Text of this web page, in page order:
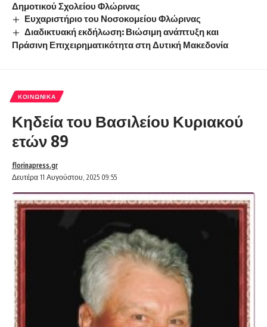
Δημοτικού Σχολείου Φλώρινας
Ευχαριστήριο του Νοσοκομείου Φλώρινας
Διαδικτυακή εκδήλωση: Βιώσιμη ανάπτυξη και
Πράσινη Επιχειρηματικότητα στη Δυτική Μακεδονία
ΚΟΙΝΩΝΙΚΆ
Κηδεία του Βασιλείου Κυριακού
ετών 89
Δευτέρα 11 Αυγούστου, 2025 09:55
florinapress.gr